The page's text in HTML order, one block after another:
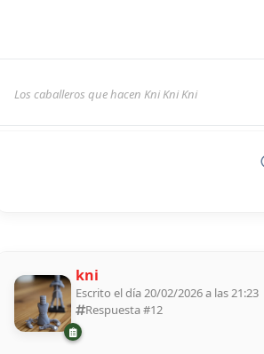
Los caballeros que hacen Kni Kni Kni
kni
Escrito el día 20/02/2026 a las 21:23
Respuesta #12